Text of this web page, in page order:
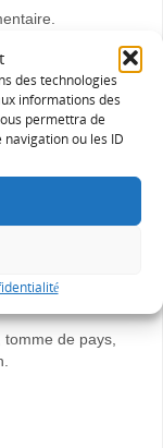
des technologies
informations des
permettra de
ou les ID
blanc, granola
de pays,